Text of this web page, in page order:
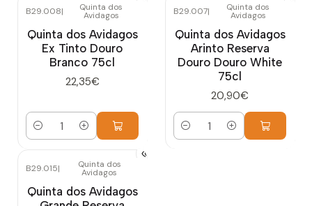
B29.008| Quinta dos
Avidagos
Quinta dos Avidagos
Ex Tinto Douro
Branco 75cl
22,35€
Cantidad
B29.007| Quinta dos
Avidagos
Quinta dos Avidagos
Arinto Reserva
Douro Douro White
75cl
20,90€
Cantidad
B29.015| Quinta dos
Avidagos
Quinta dos Avidagos